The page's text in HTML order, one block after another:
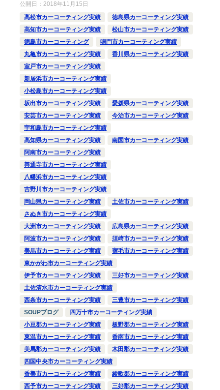
公開日： 2018年11月15日
高松市カーコーティング実績
徳島県カーコーティング実績
高知市カーコーティング実績
松山市カーコーティング実績
徳島市カーコーティング
鳴門市カーコーティング実績
丸亀市カーコーティング実績
香川県カーコーティング実績
室戸市カーコーティング実績
新居浜市カーコーティング実績
小松島市カーコーティング実績
坂出市カーコーティング実績
愛媛県カーコーティング実績
安芸市カーコーティング実績
今治市カーコーティング実績
宇和島市カーコーティング実績
高知県カーコーティング実績
南国市カーコーティング実績
阿南市カーコーティング実績
善通寺市カーコーティング実績
八幡浜市カーコーティング実績
吉野川市カーコーティング実績
岡山県カーコーティング実績
土佐市カーコーティング実績
さぬき市カーコーティング実績
大洲市カーコーティング実績
広島県カーコーティング実績
阿波市カーコーティング実績
須崎市カーコーティング実績
美馬市カーコーティング実績
宿毛市カーコーティング実績
東かがわ市カーコーティング実績
伊予市カーコーティング実績
三好市カーコーティング実績
土佐清水市カーコーティング実績
西条市カーコーティング実績
三豊市カーコーティング実績
SOUPブログ
四万十市カーコーティング実績
小豆郡カーコーティング実績
板野郡カーコーティング実績
東温市カーコーティング実績
香南市カーコーティング実績
美馬郡カーコーティング実績
木田郡カーコーティング実績
四国中央市カーコーティング実績
香美市カーコーティング実績
綾歌郡カーコーティング実績
西予市カーコーティング実績
三好郡カーコーティング実績